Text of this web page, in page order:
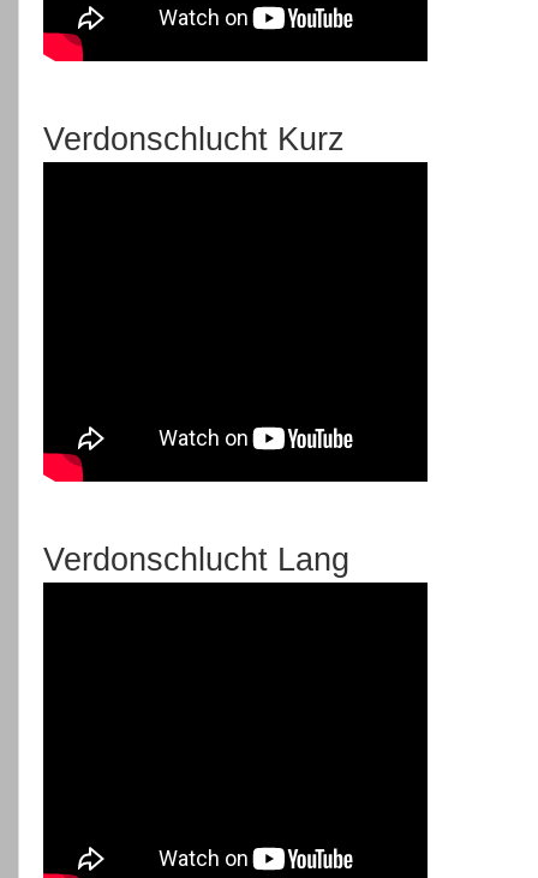
Verdonschlucht Kurz
Verdonschlucht Lang